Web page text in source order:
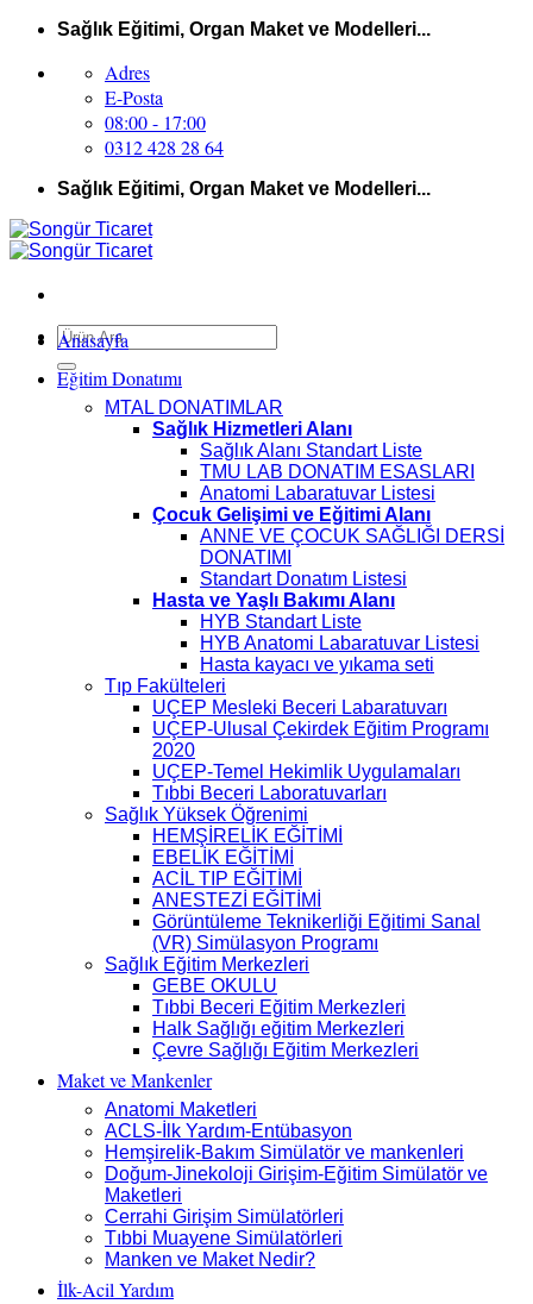
İçeriğeSağlık Eğitimi, Organ Maket ve Modelleri...
Adres
E-Posta
08:00 - 17:00
0312 428 28 64
Sağlık Eğitimi, Organ Maket ve Modelleri...
Ara:
Anasayfa
Eğitim Donatımı
MTAL DONATIMLAR
Sağlık Hizmetleri Alanı
Sağlık Alanı Standart Liste
TMU LAB DONATIM ESASLARI
Anatomi Labaratuvar Listesi
Çocuk Gelişimi ve Eğitimi Alanı
ANNE VE ÇOCUK SAĞLIĞI DERSİ
DONATIMI
Standart Donatım Listesi
Hasta ve Yaşlı Bakımı Alanı
HYB Standart Liste
HYB Anatomi Labaratuvar Listesi
Hasta kayacı ve yıkama seti
Tıp Fakülteleri
UÇEP Mesleki Beceri Labaratuvarı
UÇEP-Ulusal Çekirdek Eğitim Programı
2020
UÇEP-Temel Hekimlik Uygulamaları
Tıbbi Beceri Laboratuvarları
Sağlık Yüksek Öğrenimi
HEMŞİRELİK EĞİTİMİ
EBELİK EĞİTİMİ
ACİL TIP EĞİTİMİ
ANESTEZİ EĞİTİMİ
Görüntüleme Teknikerliği Eğitimi Sanal
(VR) Simülasyon Programı
Sağlık Eğitim Merkezleri
GEBE OKULU
Tıbbi Beceri Eğitim Merkezleri
Halk Sağlığı eğitim Merkezleri
Çevre Sağlığı Eğitim Merkezleri
Maket ve Mankenler
Anatomi Maketleri
ACLS-İlk Yardım-Entübasyon
Hemşirelik-Bakım Simülatör ve mankenleri
Doğum-Jinekoloji Girişim-Eğitim Simülatör ve
Maketleri
Cerrahi Girişim Simülatörleri
Tıbbi Muayene Simülatörleri
Manken ve Maket Nedir?
İlk-Acil Yardım